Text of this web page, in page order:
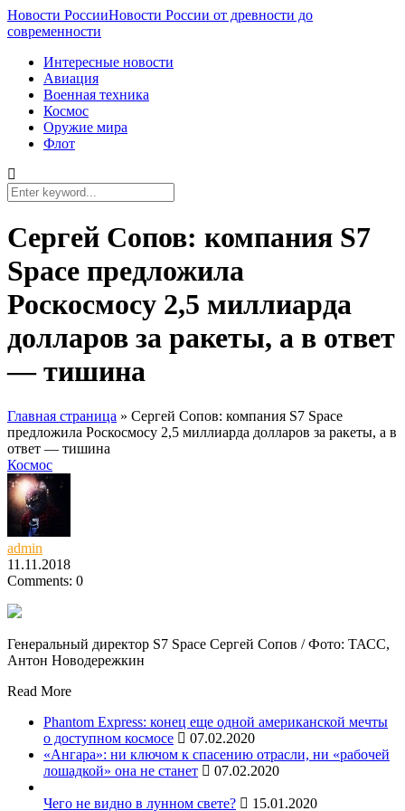
Новости РоссииНовости России от древности до
современности
Интересные новости
Авиация
Военная техника
Космос
Оружие мира
Флот
Сергей Сопов: компания S7
Space предложила
Роскосмосу 2,5 миллиарда
долларов за ракеты, а в ответ
— тишина
Главная страница » Сергей Сопов: компания S7 Space
предложила Роскосмосу 2,5 миллиарда долларов за ракеты, а в
ответ — тишина
Космос
admin
11.11.2018
Comments: 0
Генеральный директор S7 Space Сергей Сопов / Фото: ТАСС,
Антон Новодережкин
Read More
Phantom Express: конец еще одной американской мечты
о доступном космосе
07.02.2020
«Ангара»: ни ключом к спасению отрасли, ни «рабочей
лошадкой» она не станет
07.02.2020
Чего не видно в лунном свете? 15.01.2020